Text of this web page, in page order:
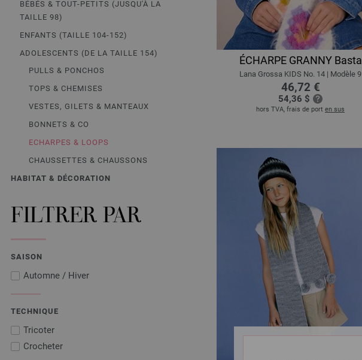
BÉBÉS & TOUT-PETITS (JUSQU'À LA
TAILLE 98)
ENFANTS (TAILLE 104-152)
ADOLESCENTS (DE LA TAILLE 154)
PULLS & PONCHOS
TOPS & CHEMISES
VESTES, GILETS & MANTEAUX
BONNETS & CO
ECHARPES & LOOPS
CHAUSSETTES & CHAUSSONS
HABITAT & DÉCORATION
FILTRER PAR
SAISON
Automne / Hiver
TECHNIQUE
Tricoter
Crocheter
ÉCHARPE GRANNY Basta
Lana Grossa KIDS No. 14 | Modèle 9
46,72 €
54,36 $
hors TVA, frais de port en sus